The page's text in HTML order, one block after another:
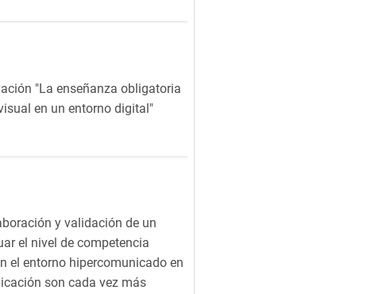
"La enseñanza obligatoria
en un entorno digital"
y validación de un
el nivel de competencia
el entorno hipercomunicado en
son cada vez más